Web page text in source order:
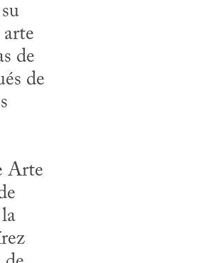
de
de